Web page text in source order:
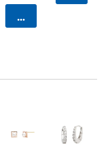
카트에 담기